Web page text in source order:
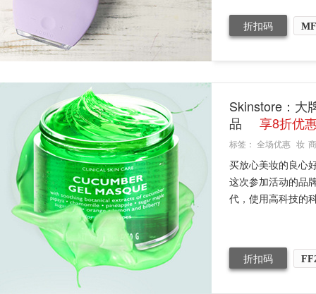
折扣码
Skinstore：大
品
享8折优
标签： 全场优惠 妆
买放心美妆的良心
这次参加活动的品
代，使用高科技的
折扣码